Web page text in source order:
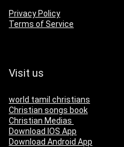
Privacy Policy
Terms of Service
Visit us
world tamil christians
Christian songs book
Christian Medias
Download IOS App
Download Android App